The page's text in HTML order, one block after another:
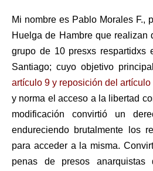
Mi nombre es Pablo Morales F.,
Huelga de Hambre que realizan
grupo de 10 presxs respartidxs
Santiago; cuyo objetivo
artículo 9 y reposición del
y norma el acceso a la libertad
modificación convirtió un
endureciendo brutalmente los
para acceder a la misma.
penas de presos